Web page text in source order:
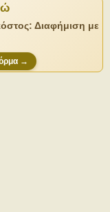
Διαφήμιση με
→